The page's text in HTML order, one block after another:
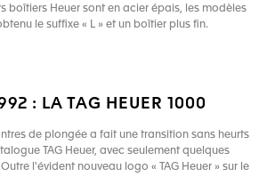
boîtiers Heuer sont en acier épais, les modèles
le suffixe « L » et un boîtier plus fin.
: LA TAG HEUER 1000
de plongée a fait une transition sans heurts
TAG Heuer, avec seulement quelques
l'évident nouveau logo « TAG Heuer » sur le